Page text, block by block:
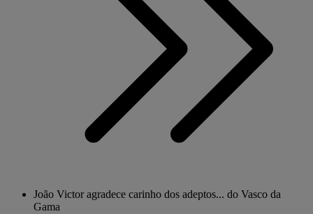
João Victor agradece carinho dos adeptos... do Vasco da
Gama